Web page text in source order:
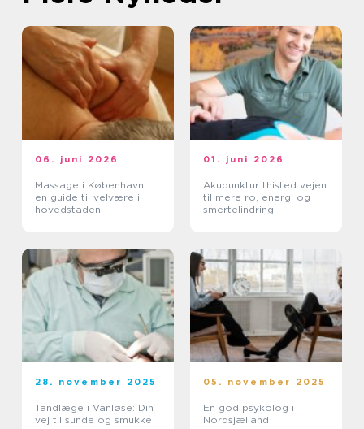
06. juni 2026
Massage i København:
en guide til velvære i
hovedstaden
01. juni 2026
Akupunktur thisted vejen
til mere ro, energi og
smertelindring
28. november 2025
Tandlæge i Vanløse: Din
vej til sunde og smukke
05. november 2025
En god psykolog i
Nordsjælland